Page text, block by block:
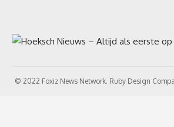
© 2022 Foxiz News Network. Ruby Design